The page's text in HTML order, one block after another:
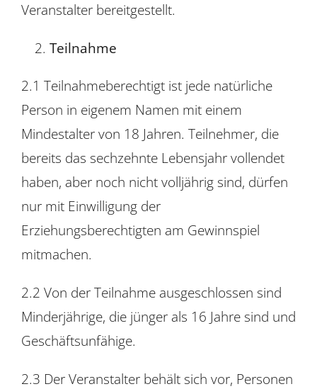
Veranstalter bereitgestellt.
Teilnahme
2.1 Teilnahmeberechtigt ist jede natürliche
Person in eigenem Namen mit einem
Mindestalter von 18 Jahren. Teilnehmer, die
bereits das sechzehnte Lebensjahr vollendet
haben, aber noch nicht volljährig sind, dürfen
nur mit Einwilligung der
Erziehungsberechtigten am Gewinnspiel
mitmachen.
2.2 Von der Teilnahme ausgeschlossen sind
Minderjährige, die jünger als 16 Jahre sind und
Geschäftsunfähige.
2.3 Der Veranstalter behält sich vor, Personen